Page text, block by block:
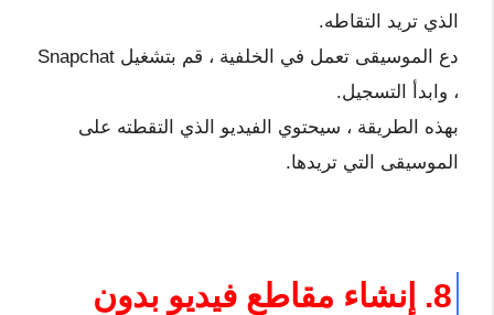
الذي تريد التقاطه.
دع الموسيقى تعمل في الخلفية ، قم بتشغيل Snapchat
، وابدأ التسجيل.
بهذه الطريقة ، سيحتوي الفيديو الذي التقطته على
الموسيقى التي تريدها.
8. إنشاء مقاطع فيديو بدون